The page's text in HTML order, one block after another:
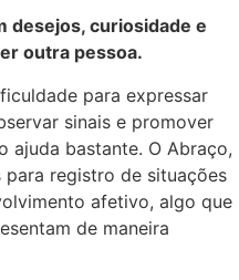
desejos, curiosidade e
outra pessoa.
para expressar
sinais e promover
ajuda bastante. O Abraço,
registro de situações
afetivo, algo que
de maneira